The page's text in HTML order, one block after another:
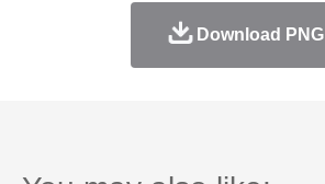
Download PNG